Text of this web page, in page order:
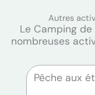
Autres
Le Camping
nombreuses
Pêche aux